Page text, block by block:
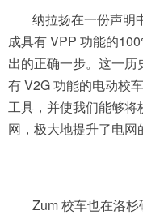
纳拉扬在一份声明
成具有 VPP 功能的
出的正确一步。这一
有 V2G 功能的电动校
工具，并使我们能够
网，极大地提升了电网
Zum 校车也在洛